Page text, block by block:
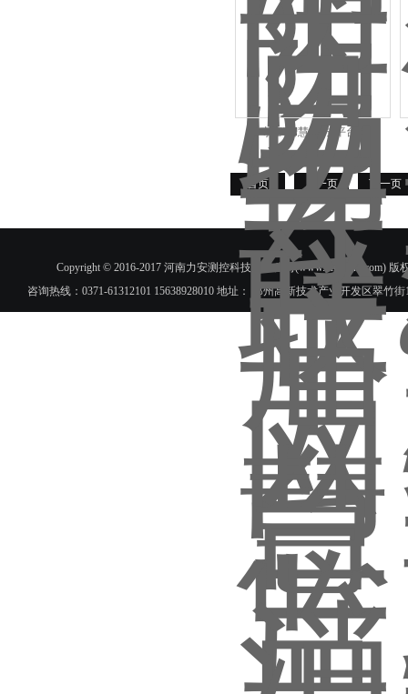
古寺庙“智慧消防”平台建设
首页 上一页 下一页
Copyright © 2016-2017 河南力安测控科技有限公司(www.hnlackkj.com)
咨询热线：0371-61312101 15638928010 地址： 郑州高新技术产业开发区翠竹